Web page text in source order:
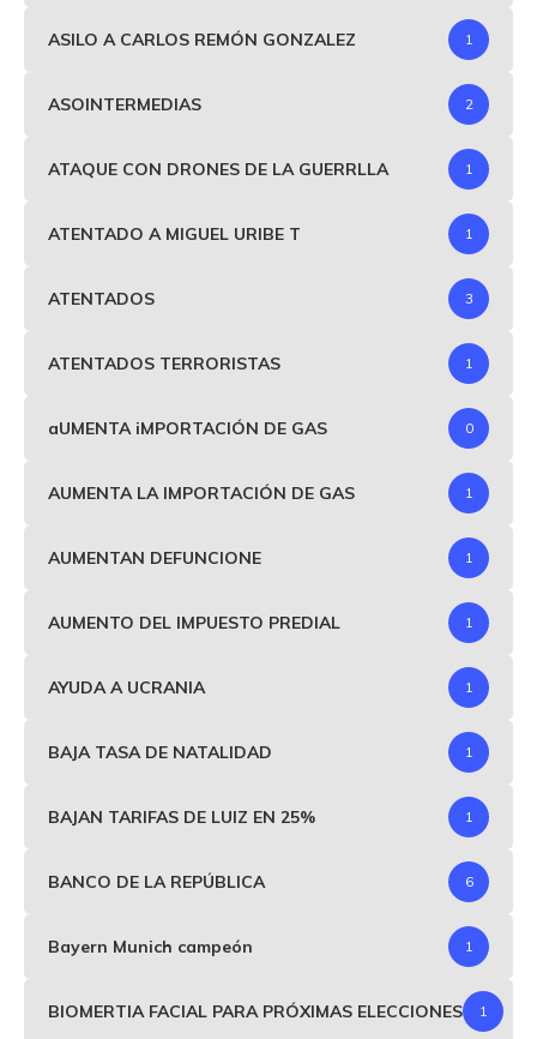
ASILO A CARLOS REMÓN GONZALEZ 1
ASOINTERMEDIAS 2
ATAQUE CON DRONES DE LA GUERRLLA 1
ATENTADO A MIGUEL URIBE T 1
ATENTADOS 3
ATENTADOS TERRORISTAS 1
aUMENTA iMPORTACIÓN DE GAS 0
AUMENTA LA IMPORTACIÓN DE GAS 1
AUMENTAN DEFUNCIONE 1
AUMENTO DEL IMPUESTO PREDIAL 1
AYUDA A UCRANIA 1
BAJA TASA DE NATALIDAD 1
BAJAN TARIFAS DE LUIZ EN 25% 1
BANCO DE LA REPÚBLICA 6
Bayern Munich campeón 1
BIOMERTIA FACIAL PARA PRÓXIMAS ELECCIONES 1